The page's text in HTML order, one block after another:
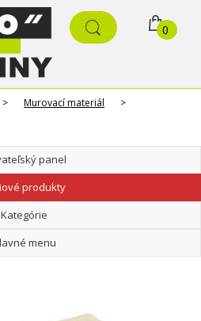
0
> Murovací materiál >
panel
produkty
Kategórie
menu